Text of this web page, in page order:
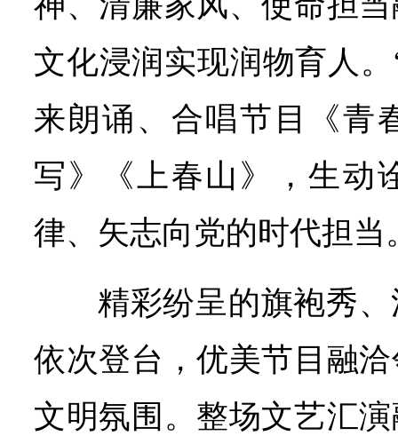
文化浸润实现润物育人
来朗诵、合唱节目《青
写》《上春山》，生动
律、矢志向党的时代担当
精彩纷呈的旗袍秀
依次登台，优美节目融
文明氛围。整场文艺汇